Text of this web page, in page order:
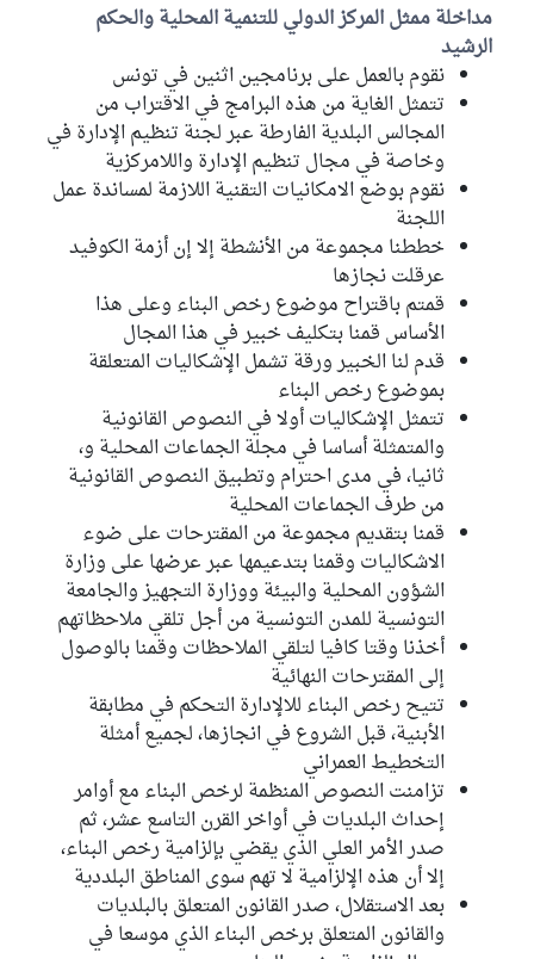
مداخلة ممثل المركز الدولي للتنمية المحلية والحكم
الرشيد
نقوم بالعمل على برنامجين اثنين في تونس
تتمثل الغاية من هذه البرامج في الاقتراب من
المجالس البلدية الفارطة عبر لجنة تنظيم الإدارة في
وخاصة في مجال تنظيم الإدارة واللامركزية
نقوم بوضع الامكانيات التقنية اللازمة لمساندة عمل
اللجنة
خططنا مجموعة من الأنشطة إلا إن أزمة الكوفيد
عرقلت نجازها
قمتم باقتراح موضوع رخص البناء وعلى هذا
الأساس قمنا بتكليف خبير في هذا المجال
قدم لنا الخبير ورقة تشمل الإشكاليات المتعلقة
بموضوع رخص البناء
تتمثل الإشكاليات أولا في النصوص القانونية
والمتمثلة أساسا في مجلة الجماعات المحلية و،
ثانيا، في مدى احترام وتطبيق النصوص القانونية
من طرف الجماعات المحلية
قمنا بتقديم مجموعة من المقترحات على ضوء
الاشكاليات وقمنا بتدعيمها عبر عرضها على وزارة
الشؤون المحلية والبيئة ووزارة التجهيز والجامعة
التونسية للمدن التونسية من أجل تلقي ملاحظاتهم
أخذنا وقتا كافيا لتلقي الملاحظات وقمنا بالوصول
إلى المقترحات النهائية
تتيح رخص البناء للالإدارة التحكم في مطابقة
الأبنية، قبل الشروع في انجازها، لجميع أمثلة
التخطيط العمراني
تزامنت النصوص المنظمة لرخص البناء مع أوامر
إحداث البلديات في أواخر القرن التاسع عشر، ثم
صدر الأمر العلي الذي يقضي بإلزامية رخص البناء،
إلا أن هذه الإلزامية لا تهم سوى المناطق البلددية
بعد الاستقلال، صدر القانون المتعلق بالبلديات
والقانون المتعلق برخص البناء الذي موسعا في